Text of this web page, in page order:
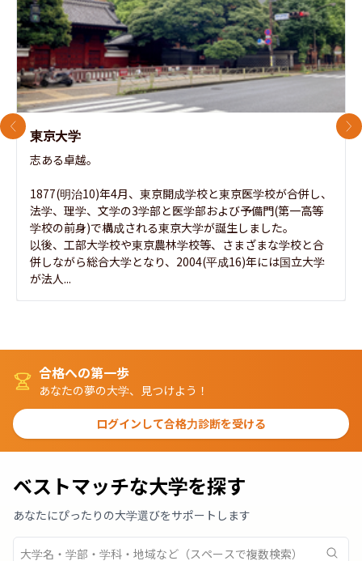
東京大学
志ある卓越。
1877(明治10)年4月、東京開成学校と東京医学校が合併し、
法学、理学、文学の3学部と医学部および予備門(第一高等
学校の前身)で構成される東京大学が誕生しました。
以後、工部大学校や東京農林学校等、さまざまな学校と合
併しながら総合大学となり、2004(平成16)年には国立大学
が法人...
前のスライド 次
合格への第一歩
あなたの夢の大学、見つけよう！
ログインして合格力診断を受ける
ベストマッチな大学を探す
あなたにぴったりの大学選びをサポートします